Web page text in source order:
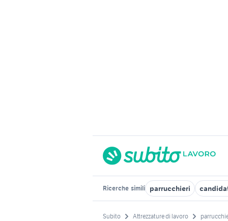
Ricerche simili parrucchieri
Subito Attrezzature di lavoro